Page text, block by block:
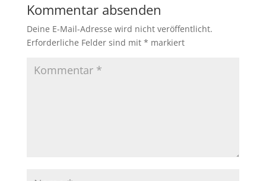
Kommentar absenden
Deine E-Mail-Adresse wird nicht veröffentlicht.
Erforderliche Felder sind mit * markiert